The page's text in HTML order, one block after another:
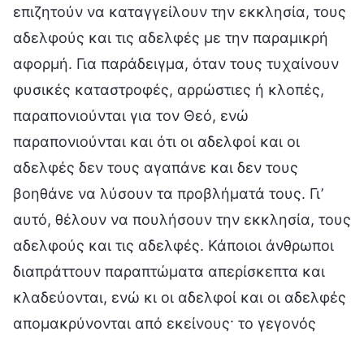
επιζητούν να καταγγείλουν την εκκλησία, τους
αδελφούς και τις αδελφές με την παραμικρή
αφορμή. Για παράδειγμα, όταν τους τυχαίνουν
φυσικές καταστροφές, αρρώστιες ή κλοπές,
παραπονιούνται για τον Θεό, ενώ
παραπονιούνται και ότι οι αδελφοί και οι
αδελφές δεν τους αγαπάνε και δεν τους
βοηθάνε να λύσουν τα προβλήματά τους. Γι’
αυτό, θέλουν να πουλήσουν την εκκλησία, τους
αδελφούς και τις αδελφές. Κάποιοι άνθρωποι
διαπράττουν παραπτώματα απερίσκεπτα και
κλαδεύονται, ενώ κι οι αδελφοί και οι αδελφές
απομακρύνονται από εκείνους· το γεγονός